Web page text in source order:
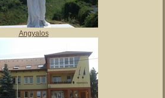
Vajai Ős-tó